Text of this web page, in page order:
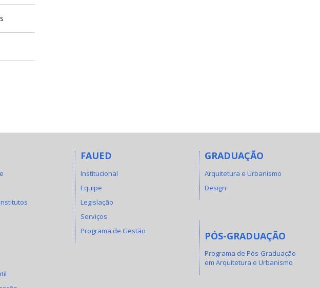
FAUED
Institucional
Equipe
Legislação
Serviços
Programa de Gestão
GRADUAÇÃO
Arquitetura e Urbanismo
Design
PÓS-GRADUAÇÃO
Programa de Pós-Graduação
em Arquitetura e Urbanismo